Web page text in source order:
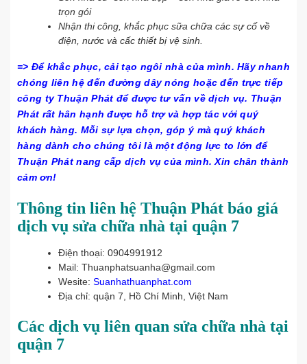
trọn gói
Nhận thi công, khắc phục sữa chữa các sự cố về
điện, nước và cấc thiết bị vệ sinh.
=> Để khắc phục, cải tạo ngôi nhà của mình. Hãy nhanh
chóng liên hệ đến đường dây nóng hoặc đến trực tiếp
công ty Thuận Phát để được tư vấn về dịch vụ. Thuận
Phát rất hân hạnh được hỗ trợ và hợp tác với quý
khách hàng. Mỗi sự lựa chọn, góp ý mà quý khách
hàng dành cho chúng tôi là một động lực to lớn để
Thuận Phát nang cấp dịch vụ của mình. Xin chân thành
cảm ơn!
Thông tin liên hệ Thuận Phát báo giá
dịch vụ sửa chữa nhà tại quận 7
Điện thoại: 0904991912
Mail: Thuanphatsuanha@gmail.com
Wesite: Suanhathuanphat.com
Địa chỉ: quận 7, Hồ Chí Minh, Việt Nam
Các dịch vụ liên quan sửa chữa nhà tại
quận 7